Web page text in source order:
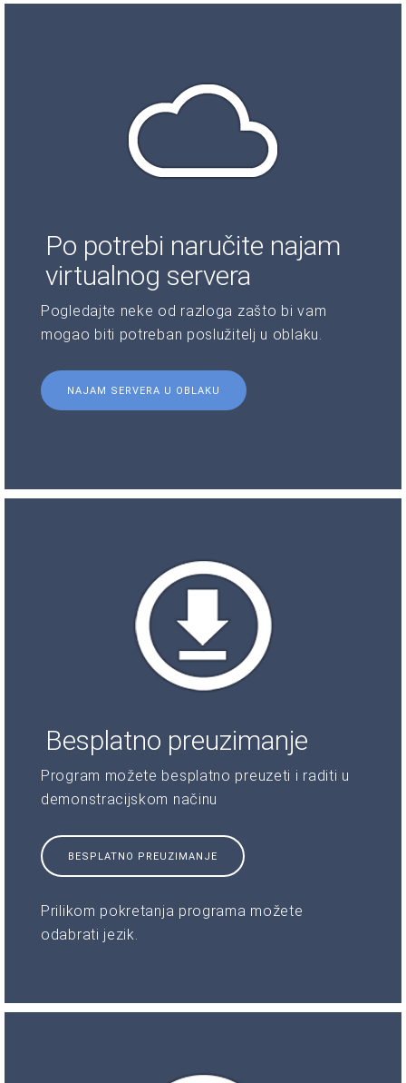
Po potrebi naručite najam
virtualnog servera
Pogledajte neke od razloga zašto bi vam
mogao biti potreban poslužitelj u oblaku.
NAJAM SERVERA U OBLAKU
Besplatno preuzimanje
Program možete besplatno preuzeti i raditi u
demonstracijskom načinu
BESPLATNO PREUZIMANJE
Prilikom pokretanja programa možete
odabrati jezik.